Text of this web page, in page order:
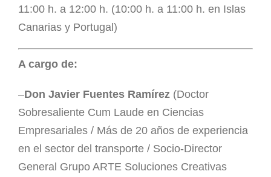
11:00 h. a 12:00 h. (10:00 h. a 11:00 h. en Islas
Canarias y Portugal)
A cargo de:
–Don Javier Fuentes Ramírez (Doctor
Sobresaliente Cum Laude en Ciencias
Empresariales / Más de 20 años de experiencia
en el sector del transporte / Socio-Director
General Grupo ARTE Soluciones Creativas